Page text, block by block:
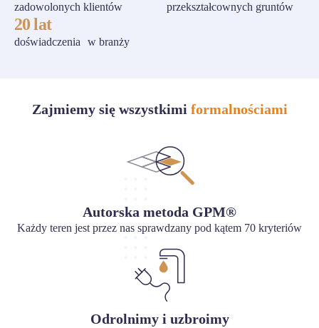
zadowolonych klientów przekształcownych gruntów
20 lat
doświadczenia w branży
Zajmiemy się wszystkimi formalnościami
Autorska metoda GPM®
Każdy teren jest przez nas sprawdzany pod kątem 70 kryteriów
Odrolnimy i uzbroimy